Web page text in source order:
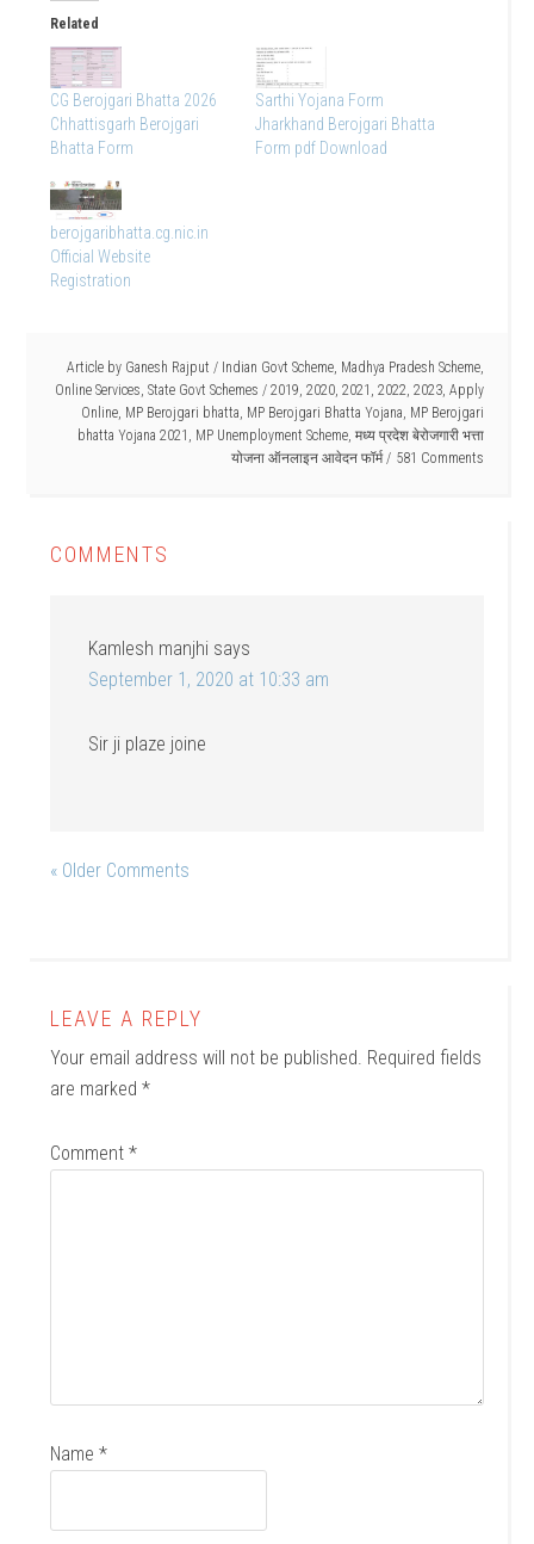
Related
CG Berojgari Bhatta 2026
Chhattisgarh Berojgari
Bhatta Form
Sarthi Yojana Form
Jharkhand Berojgari Bhatta
Form pdf Download
berojgaribhatta.cg.nic.in
Official Website
Registration
Article by Ganesh Rajput / Indian Govt Scheme, Madhya Pradesh Scheme,
Online Services, State Govt Schemes / 2019, 2020, 2021 , 2022, 2023, Apply
Online, MP Berojgari bhatta, MP Berojgari Bhatta Yojana, MP Berojgari
bhatta Yojana 2021 , MP Unemployment Scheme, मध्य प्रदेश बेरोजगारी भत्ता
योजना ऑनलाइन आवेदन फॉर्म
581 Comments
COMMENTS
Kamlesh manjhi says
September 1, 2020 at 10:33 am
Sir ji plaze joine
« Older Comments
LEAVE A REPLY
Your email address will not be published. Required fields
are marked*
Comment*
Name*